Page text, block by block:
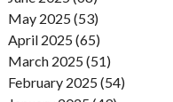
May 2025 (53)
April 2025 (65)
March 2025 (51)
February 2025 (54)